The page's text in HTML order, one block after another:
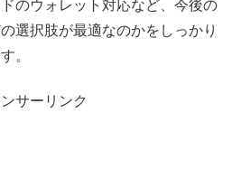
のウォレット対応など、今後の
選択肢が最適なのかをしっかり
。
サーリンク